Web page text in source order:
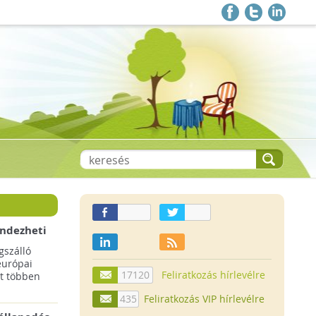
többen
17120
Feliratkozás hírlevélre
435
Feliratkozás VIP hírlevélre